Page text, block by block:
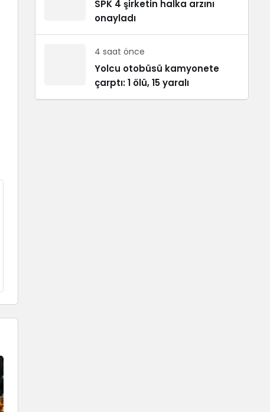
SPK 4 şirketin halka arzını
onayladı
4 saat önce
Yolcu otobüsü kamyonete
çarptı: 1 ölü, 15 yaralı